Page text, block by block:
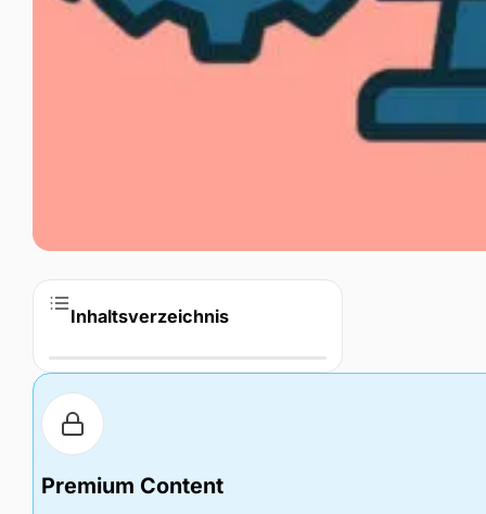
Inhaltsverzeichnis
Premium Content